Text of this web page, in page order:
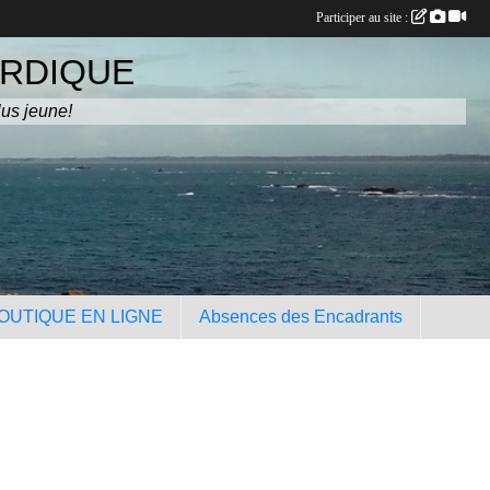
jeune!
EN LIGNE Absences des Encadrants
Participer au site :